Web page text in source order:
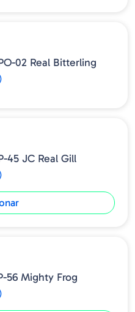
na medida em
demonstrada.
02 Real Bitterling
45 JC Real Gill
56 Mighty Frog